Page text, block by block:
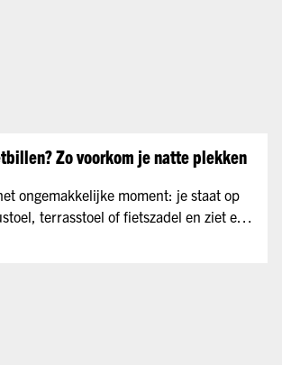
Zo voorkom je natte plekken
ongemakkelijke moment: je staat op
terrasstoel of fietszadel en ziet een
achterblijven. Veel mensen noemen